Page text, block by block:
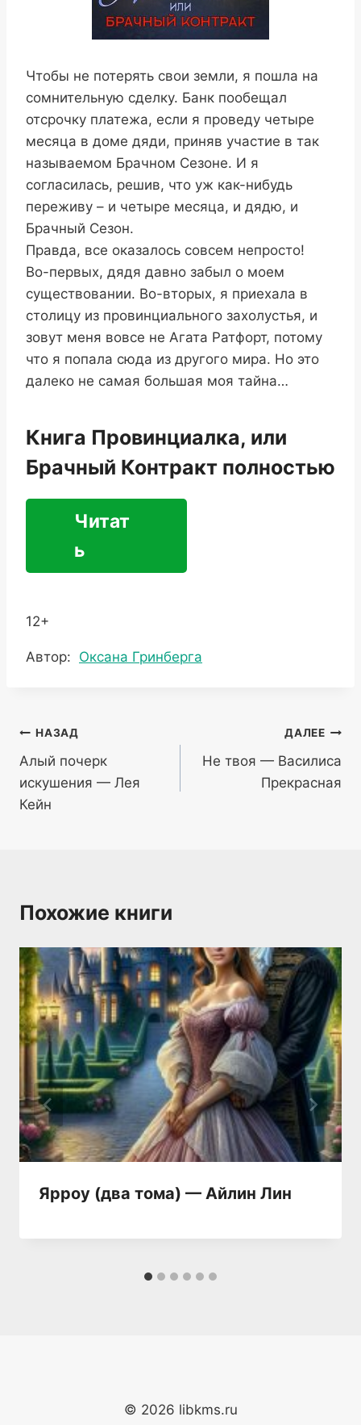
Чтобы не потерять свои земли, я пошла на
сомнительную сделку. Банк пообещал
отсрочку платежа, если я проведу четыре
месяца в доме дяди, приняв участие в так
называемом Брачном Сезоне. И я
согласилась, решив, что уж как-нибудь
переживу – и четыре месяца, и дядю, и
Брачный Сезон.
Правда, все оказалось совсем непросто!
Во-первых, дядя давно забыл о моем
существовании. Во-вторых, я приехала в
столицу из провинциального захолустья, и
зовут меня вовсе не Агата Ратфорт, потому
что я попала сюда из другого мира. Но это
далеко не самая большая моя тайна…
Книга Провинциалка, или
Брачный Контракт полностью
Читат
ь
12+
Метки
Автор: Оксана Гринберга
Навигация
по
записям
НАЗАД
Алый почерк
искушения — Лея
Кейн
ДАЛЕЕ
Не твоя — Василиса
Прекрасная
Похожие книги
Ярроу (два тома) — Айлин Лин
© 2026 libkms.ru